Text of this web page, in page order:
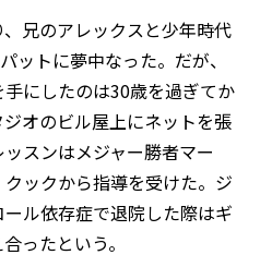
兄のアレックスと少年時代
ットに夢中なった。だが、
にしたのは30歳を過ぎてか
オのビル屋上にネットを張
スンはメジャー勝者マー
ックから指導を受けた。ジ
ル依存症で退院した際はギ
ったという。